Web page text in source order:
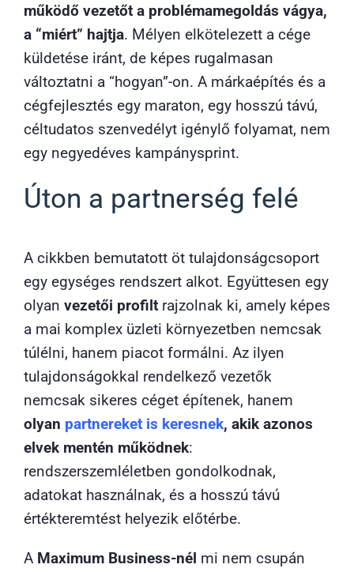
működő vezetőt a problémamegoldás vágya,
a “miért” hajtja. Mélyen elkötelezett a cége
küldetése iránt, de képes rugalmasan
változtatni a “hogyan”-on. A márkaépítés és a
cégfejlesztés egy maraton, egy hosszú távú,
céltudatos szenvedélyt igénylő folyamat, nem
egy negyedéves kampánysprint.
Úton a partnerség felé
A cikkben bemutatott öt tulajdonságcsoport
egy egységes rendszert alkot. Együttesen egy
olyan vezetői profiltrajzolnak ki, amely képes
a mai komplex üzleti környezetben nemcsak
túlélni, hanem piacot formálni. Az ilyen
tulajdonságokkal rendelkező vezetők
nemcsak sikeres céget építenek, hanem
olyan partnereket is keresnek, akik azonos
elvek mentén működnek:
rendszerszemléletben gondolkodnak,
adatokat használnak, és a hosszú távú
értékteremtést helyezik előtérbe.
A Maximum Business-nél mi nem csupán